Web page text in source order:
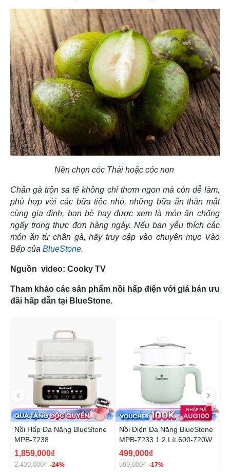
Nên chọn cóc Thái hoặc cóc non
Chân gà trộn sa tế không chỉ thơm ngon mà còn dễ làm,
phù hợp với các bữa tiệc nhỏ, những bữa ăn thân mật
cùng gia đình, bạn bè hay được xem là món ăn chống
ngấy trong thực đơn hàng ngày. Nếu bạn yêu thích các
món ăn từ chân gà, hãy truy cập vào chuyên mục Vào
Bếp của BlueStone.
Nguồn video: Cooky TV
Tham khảo các sản phẩm nồi hấp điện với giá bán ưu
đãi hấp dẫn tại BlueStone.
Nồi Hấp Đa Năng BlueStone
MPB-7238
1,859,000₫
2,439,000₫ -24%
Nồi Điện Đa Năng BlueStone
MPB-7233 1.2 Lít 600-720W
499,000₫
599,000₫ -17%